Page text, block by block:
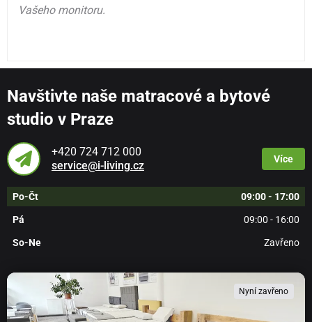
Vašeho monitoru.
Navštivte naše matracové a bytové
studio v Praze
+420 724 712 000
service@i-living.cz
Více
Po-Čt 09:00 - 17:00
Pá 09:00 - 16:00
So-Ne Zavřeno
Nyní zavřeno